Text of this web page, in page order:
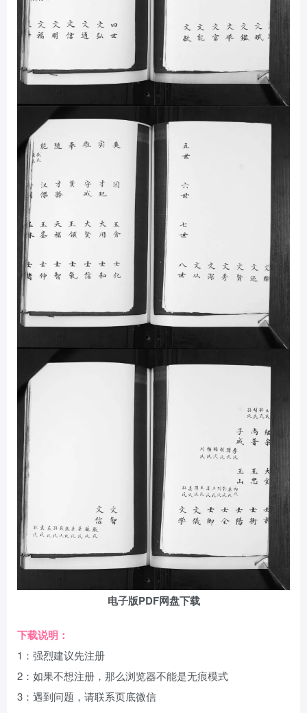
电子版PDF网盘下载
下载说明：
1：强烈建议先注册
2：如果不想注册，那么浏览器不能是无痕模式
3：遇到问题，请联系页底微信